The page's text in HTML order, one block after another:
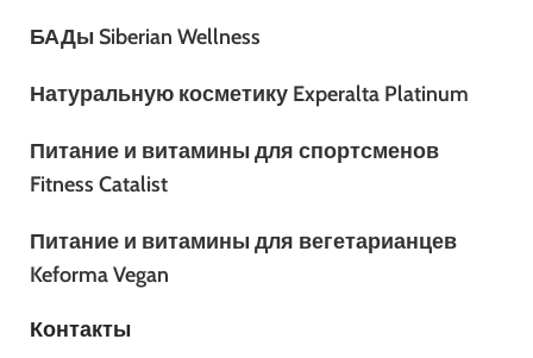
БАДы Siberian Wellness
Натуральную косметику Experalta Platinum
Питание и витамины для спортсменов
Fitness Catalist
Питание и витамины для вегетарианцев
Keforma Vegan
Контакты